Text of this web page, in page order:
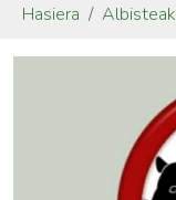
Hasiera Albisteak